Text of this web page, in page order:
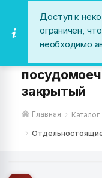
закрытый
Главная Каталог
Доступ к
ограничен,
необходимо